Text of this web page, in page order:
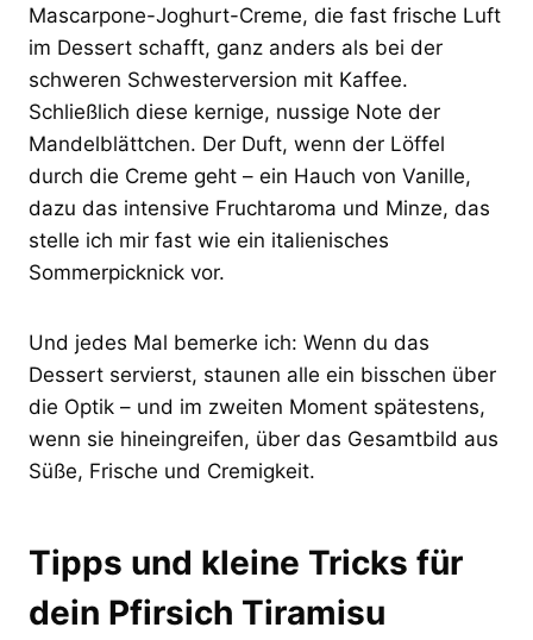
Mascarpone-Joghurt-Creme, die fast frische Luft
im Dessert schafft, ganz anders als bei der
schweren Schwesterversion mit Kaffee.
Schließlich diese kernige, nussige Note der
Mandelblättchen. Der Duft, wenn der Löffel
durch die Creme geht – ein Hauch von Vanille,
dazu das intensive Fruchtaroma und Minze, das
stelle ich mir fast wie ein italienisches
Sommerpicknick vor.
Und jedes Mal bemerke ich: Wenn du das
Dessert servierst, staunen alle ein bisschen über
die Optik – und im zweiten Moment spätestens,
wenn sie hineingreifen, über das Gesamtbild aus
Süße, Frische und Cremigkeit.
Tipps und kleine Tricks für
dein Pfirsich Tiramisu